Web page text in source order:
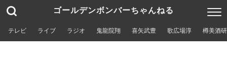
ゴールデンボンバーちゃんねる
テレビ ライブ ラジオ 鬼龍院翔 喜矢武豊 歌広場淳 樽美酒